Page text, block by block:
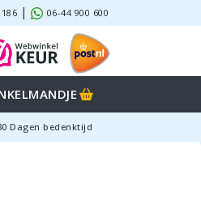
| 06-44 900 600
Dagen bedenktijd